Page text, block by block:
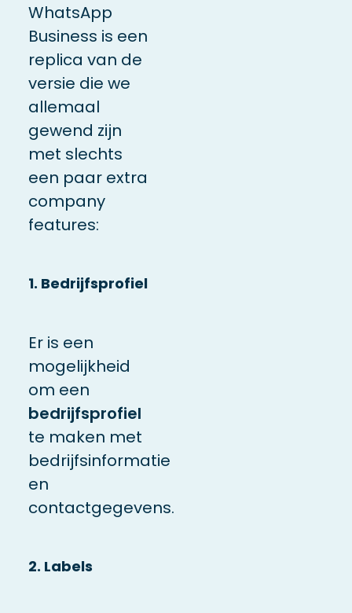
WhatsApp
Business is een
replica van de
versie die we
allemaal
gewend zijn
met slechts
een paar extra
company
features:
1. Bedrijfsprofiel
Er is een
mogelijkheid
om een
bedrijfsprofiel
te maken met
bedrijfsinformatie
en
contactgegevens.
2. Labels